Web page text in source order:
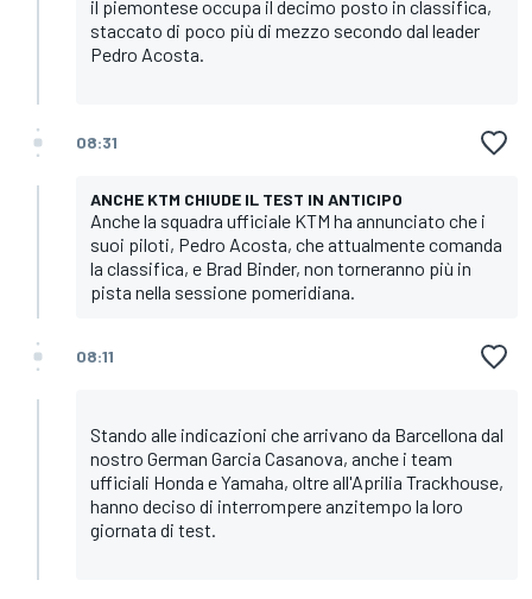
il piemontese occupa il decimo posto in classifica,
staccato di poco più di mezzo secondo dal leader
Pedro Acosta.
08:31
ANCHE KTM CHIUDE IL TEST IN ANTICIPO
Anche la squadra ufficiale KTM ha annunciato che i
suoi piloti, Pedro Acosta, che attualmente comanda
la classifica, e Brad Binder, non torneranno più in
pista nella sessione pomeridiana.
08:11
Stando alle indicazioni che arrivano da Barcellona dal
nostro German Garcia Casanova, anche i team
ufficiali Honda e Yamaha, oltre all'Aprilia Trackhouse,
hanno deciso di interrompere anzitempo la loro
giornata di test.